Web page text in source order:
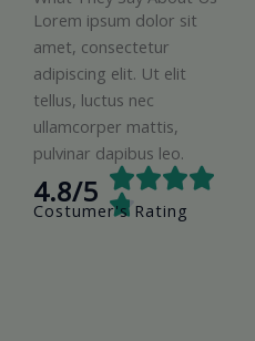
Lorem ipsum dolor sit
amet, consectetur
adipiscing elit. Ut elit
tellus, luctus nec
ullamcorper mattis,
pulvinar dapibus leo.
4.8/5 

R
a
Costumer's Rating